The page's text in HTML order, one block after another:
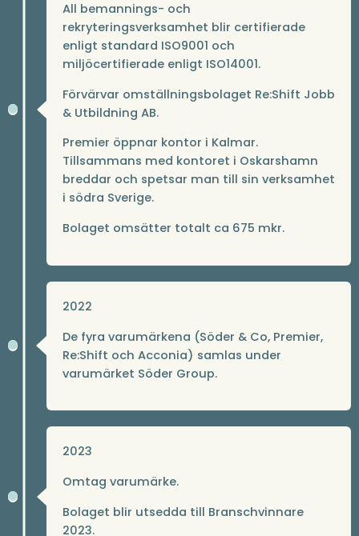
All bemannings- och
rekryteringsverksamhet blir certifierade
enligt standard ISO9001 och
miljöcertifierade enligt ISO14001.
Förvärvar omställningsbolaget Re:Shift Jobb
& Utbildning AB.
Premier öppnar kontor i Kalmar.
Tillsammans med kontoret i Oskarshamn
breddar och spetsar man till sin verksamhet
i södra Sverige.
Bolaget omsätter totalt ca 675 mkr.
2022
De fyra varumärkena (Söder & Co, Premier,
Re:Shift och Acconia) samlas under
varumärket Söder Group.
2023
Omtag varumärke.
Bolaget blir utsedda till Branschvinnare
2023.